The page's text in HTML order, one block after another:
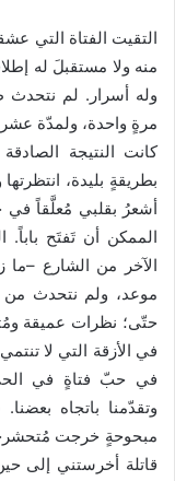
و
ن
ي
ا
التقيت الفتاة التي
منه ولا مستقبلَ له
وله أسرار. لم
مرةٍ واحدة، ولمدّة
كانت النتيجة
بطريقةٍ بليدة،
أشعرُ بقلبي مُعلَّقاً في
الممكن أن تَفتَح
الآخر من الشارع
موعد، ولم نتحدث من
حتّى؛ نظرات عميقة
في الأزقة التي لا
في حبّ فتاةٍ في
وتقدّمنا باتجاه
مبحوحةٍ خرجت
قاتلة أخرستني إلى